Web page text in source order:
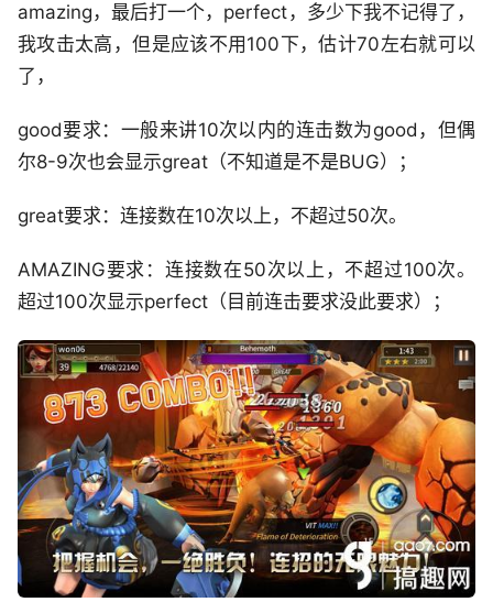
amazing，最后打一个，perfect，多少下我不记得了，
我攻击太高，但是应该不用100下，估计70左右就可以
了，
good要求：一般来讲10次以内的连击数为good，但偶
尔8-9次也会显示great（不知道是不是BUG）；
great要求：连接数在10次以上，不超过50次。
AMAZING要求：连接数在50次以上，不超过100次。
超过100次显示perfect（目前连击要求没此要求）；